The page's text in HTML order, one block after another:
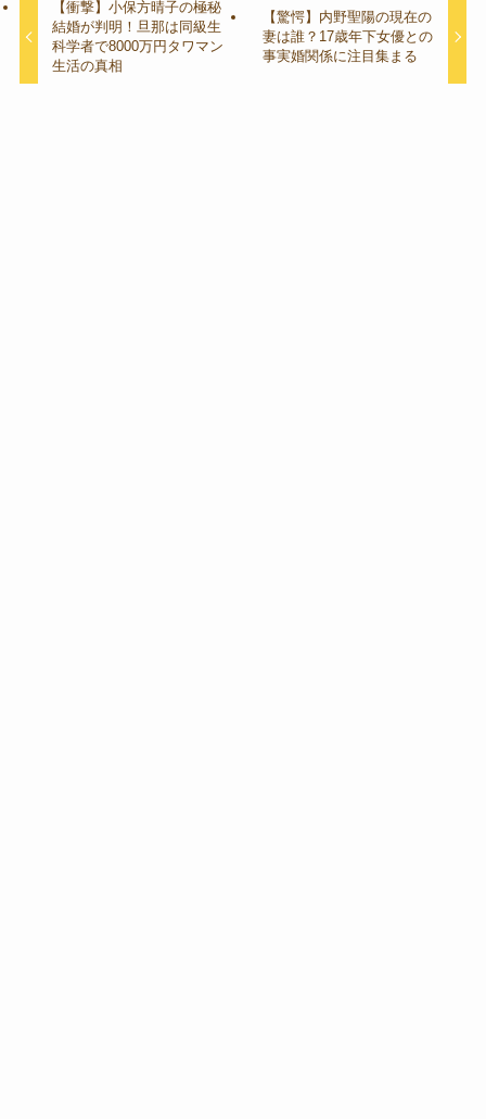
【衝撃】小保方晴子の極秘
結婚が判明！旦那は同級生
科学者で8000万円タワマン
生活の真相
【驚愕】内野聖陽の現在の
妻は誰？17歳年下女優との
事実婚関係に注目集まる